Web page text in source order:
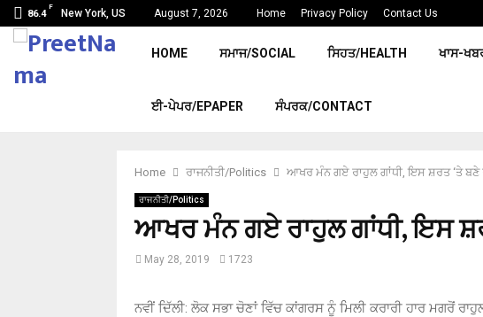
86.4
F
New York, US August 7, 2026 Home Privacy Policy Contact Us
HOME ਸਮਾਜ/SOCIAL ਸਿਹਤ/HEALTH ਖਾਸ-
ਈ-ਪੇਪਰ/EPAPER ਸੰਪਰਕ/CONTACT
Home ਰਾਜਨੀਤੀ/Politics ਆਖਰ ਮੰਨ ਗਏ ਰਾਹੁਲ ਗਾਂਧੀ, ਇਸ ਸ਼ਰਤ ‘ਤੇ ਬਣੇ
ਰਾਜਨੀਤੀ/Politics
ਆਖਰ ਮੰਨ ਗਏ ਰਾਹੁਲ ਗਾਂਧੀ, ਇਸ
May 28, 2019 1723
ਨਵੀਂ ਦਿੱਲੀ: ਲੋਕ ਸਭਾ ਚੋਣਾਂ ਵਿੱਚ ਕਾਂਗਰਸ ਨੂੰ ਮਿਲੀ ਕਰਾਰੀ ਹਾਰ ਮਗਰੋਂ